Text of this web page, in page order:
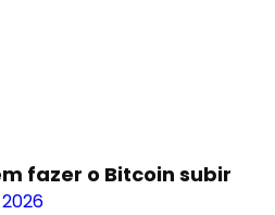
fazer o Bitcoin subir